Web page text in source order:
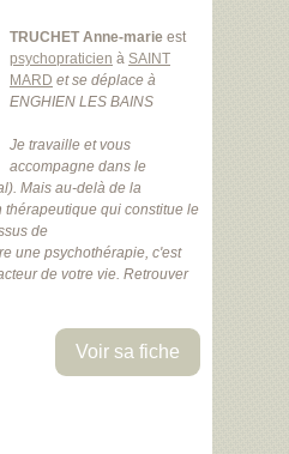
TRUCHET Anne-marie est
psychopraticien à SAINT
MARD et se déplace à
ENGHIEN LES BAINS
Je travaille et vous
accompagne dans le
Mais au-delà de la
thérapeutique qui constitue le
de
une psychothérapie, c'est
de votre vie. Retrouver
Voir sa fiche